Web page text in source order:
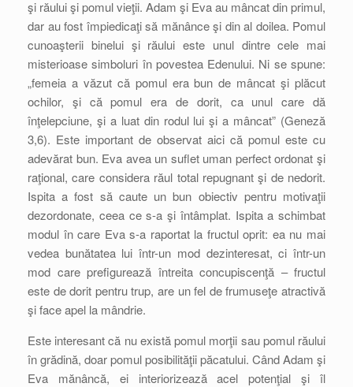
şi răului şi pomul vieţii. Adam şi Eva au mâncat din primul,
dar au fost împiedicaţi să mănânce şi din al doilea. Pomul
cunoaşterii binelui şi răului este unul dintre cele mai
misterioase simboluri în povestea Edenului. Ni se spune:
„femeia a văzut că pomul era bun de mâncat şi plăcut
ochilor, şi că pomul era de dorit, ca unul care dă
înţelepciune, şi a luat din rodul lui şi a mâncat” (Geneză
3,6). Este important de observat aici că pomul este cu
adevărat bun. Eva avea un suflet uman perfect ordonat şi
raţional, care considera răul total repugnant şi de nedorit.
Ispita a fost să caute un bun obiectiv pentru motivaţii
dezordonate, ceea ce s-a şi întâmplat. Ispita a schimbat
modul în care Eva s-a raportat la fructul oprit: ea nu mai
vedea bunătatea lui într-un mod dezinteresat, ci într-un
mod care prefigurează întreita concupiscenţă – fructul
este de dorit pentru trup, are un fel de frumuseţe atractivă
şi face apel la mândrie.
Este interesant că nu există pomul morţii sau pomul răului
în grădină, doar pomul posibilităţii păcatului. Când Adam şi
Eva mănâncă, ei interiorizează acel potenţial şi îl